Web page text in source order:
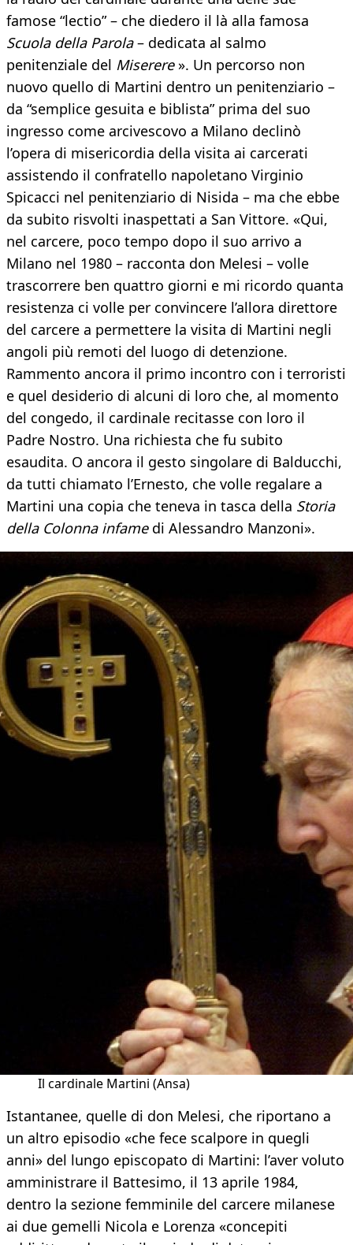
famose “lectio” – che diedero il là alla famosa
Scuola della Parola– dedicata al salmo
penitenziale del Miserere». Un percorso non
nuovo quello di Martini dentro un penitenziario –
da “semplice gesuita e biblista” prima del suo
ingresso come arcivescovo a Milano declinò
l’opera di misericordia della visita ai carcerati
assistendo il confratello napoletano Virginio
Spicacci nel penitenziario di Nisida – ma che ebbe
da subito risvolti inaspettati a San Vittore. «Qui,
nel carcere, poco tempo dopo il suo arrivo a
Milano nel 1980 – racconta don Melesi – volle
trascorrere ben quattro giorni e mi ricordo quanta
resistenza ci volle per convincere l’allora direttore
del carcere a permettere la visita di Martini negli
angoli più remoti del luogo di detenzione.
Rammento ancora il primo incontro con i terroristi
e quel desiderio di alcuni di loro che, al momento
del congedo, il cardinale recitasse con loro il
Padre Nostro. Una richiesta che fu subito
esaudita. O ancora il gesto singolare di Balducchi,
da tutti chiamato l’Ernesto, che volle regalare a
Martini una copia che teneva in tasca della Storia
della Colonna infamedi Alessandro Manzoni».
Il cardinale Martini (Ansa)
Istantanee, quelle di don Melesi, che riportano a
un altro episodio «che fece scalpore in quegli
anni» del lungo episcopato di Martini: l’aver voluto
amministrare il Battesimo, il 13 aprile 1984,
dentro la sezione femminile del carcere milanese
ai due gemelli Nicola e Lorenza «concepiti